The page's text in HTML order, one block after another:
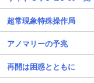
超常現象特殊操作局
アノマリーの予兆
再開は困惑とともに